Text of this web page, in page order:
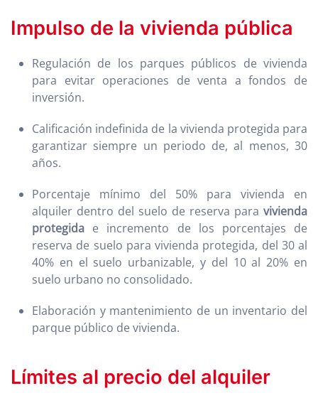
Impulso de la vivienda pública
Regulación de los parques públicos de vivienda
para evitar operaciones de venta a fondos de
inversión.
Calificación indefinida de la vivienda protegida para
garantizar siempre un periodo de, al menos, 30
años.
Porcentaje mínimo del 50% para vivienda en
alquiler dentro del suelo de reserva para vivienda
protegida e incremento de los porcentajes de
reserva de suelo para vivienda protegida, del 30 al
40% en el suelo urbanizable, y del 10 al 20% en
suelo urbano no consolidado.
Elaboración y mantenimiento de un inventario del
parque público de vivienda.
Límites al precio del alquiler